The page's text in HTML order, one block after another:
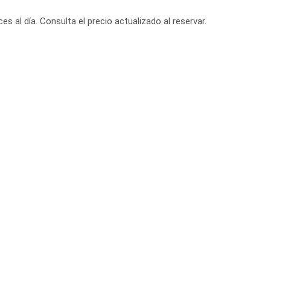
al día. Consulta el precio actualizado al reservar.